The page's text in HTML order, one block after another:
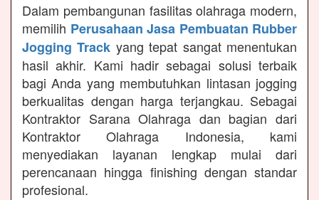
Dalam pembangunan fasilitas olahraga modern,
memilih Perusahaan Jasa Pembuatan Rubber
Jogging Track yang tepat sangat menentukan
hasil akhir. Kami hadir sebagai solusi terbaik
bagi Anda yang membutuhkan lintasan jogging
berkualitas dengan harga terjangkau. Sebagai
Kontraktor Sarana Olahraga dan bagian dari
Kontraktor Olahraga Indonesia, kami
menyediakan layanan lengkap mulai dari
perencanaan hingga finishing dengan standar
profesional.